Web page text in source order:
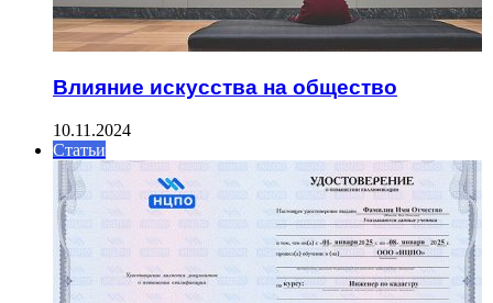
Влияние искусства на общество
10.11.2024
Статьи